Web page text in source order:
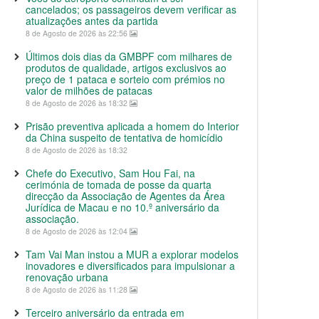
cancelados; os passageiros devem verificar as
atualizações antes da partida
8 de Agosto de 2026 às 22:56
Últimos dois dias da GMBPF com milhares de
produtos de qualidade, artigos exclusivos ao
preço de 1 pataca e sorteio com prémios no
valor de milhões de patacas
8 de Agosto de 2026 às 18:32
Prisão preventiva aplicada a homem do Interior
da China suspeito de tentativa de homicídio
8 de Agosto de 2026 às 18:32
Chefe do Executivo, Sam Hou Fai, na
cerimónia de tomada de posse da quarta
direcção da Associação de Agentes da Área
Jurídica de Macau e no 10.º aniversário da
associação.
8 de Agosto de 2026 às 12:04
Tam Vai Man instou a MUR a explorar modelos
inovadores e diversificados para impulsionar a
renovação urbana
8 de Agosto de 2026 às 11:28
Terceiro aniversário da entrada em